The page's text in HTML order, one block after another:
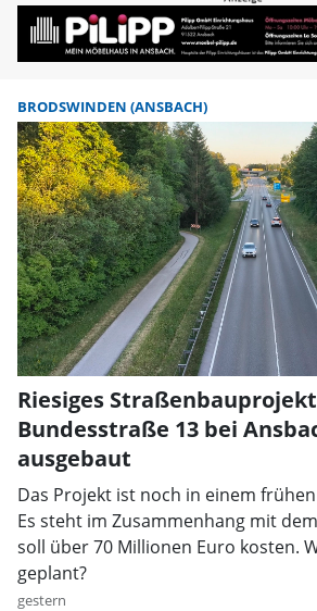
BRODSWINDEN (ANSBACH)
Riesiges
Bundesstraße 13 bei
ausgebaut
Das Projekt ist noch in einem
Es steht im Zusammenhang mit
soll über 70 Millionen Euro kosten.
geplant?
gestern